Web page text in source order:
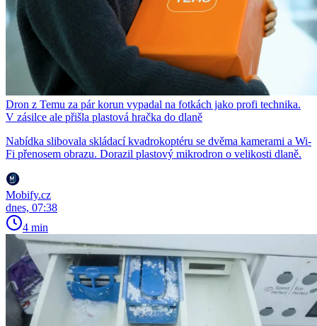
Dron z Temu za pár korun vypadal na fotkách jako profi technika.
V zásilce ale přišla plastová hračka do dlaně
Nabídka slibovala skládací kvadrokoptéru se dvěma kamerami a Wi-
Fi přenosem obrazu. Dorazil plastový mikrodron o velikosti dlaně.
Mobify.cz
dnes, 07:38
4 min